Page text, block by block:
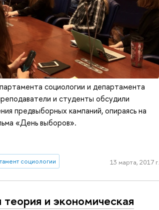
социологии и департамента
и студенты обсудили
предвыборных кампаний, опираясь на
«День выборов».
социологии 13 марта, 2017 г.
и экономическая